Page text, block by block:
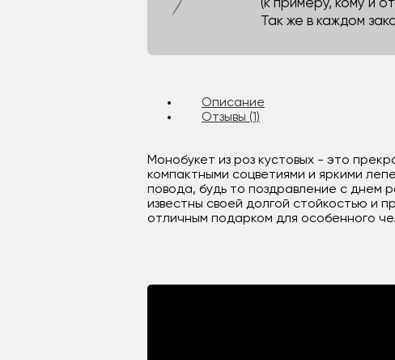
(к примеру, кому и
Так же в каждом
Описание
Отзывы (1)
Монобукет из роз кустовых - это
компактными соцветиями и яркими
повода, будь то поздравление с днем
известны своей долгой стойкостью и
отличным подарком для особенного